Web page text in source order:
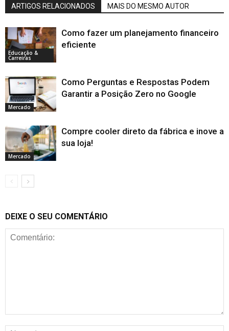
ARTIGOS RELACIONADOS MAIS DO MESMO AUTOR
Educação &
Carreiras
Como fazer um planejamento financeiro
eficiente
Mercado
Como Perguntas e Respostas Podem
Garantir a Posição Zero no Google
Mercado
Compre cooler direto da fábrica e inove a
sua loja!
DEIXE O SEU COMENTÁRIO